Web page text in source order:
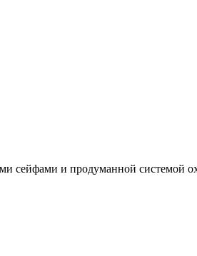
сейфами и продуманной системой